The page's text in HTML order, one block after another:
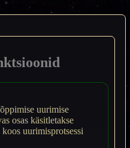
uurimise
osas käsitletakse
uurimisprotsessi